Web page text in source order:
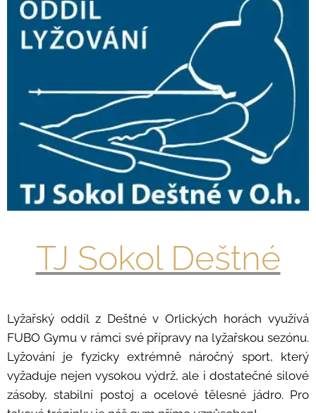
TJ Sokol Deštné
Lyžařský oddíl z Deštné v Orlických horách využívá
FUBO Gymu v rámci své přípravy na lyžařskou sezónu.
Lyžování je fyzicky extrémně náročný sport, který
vyžaduje nejen vysokou výdrž, ale i dostatečné silové
zásoby, stabilní postoj a ocelové tělesné jádro. Pro